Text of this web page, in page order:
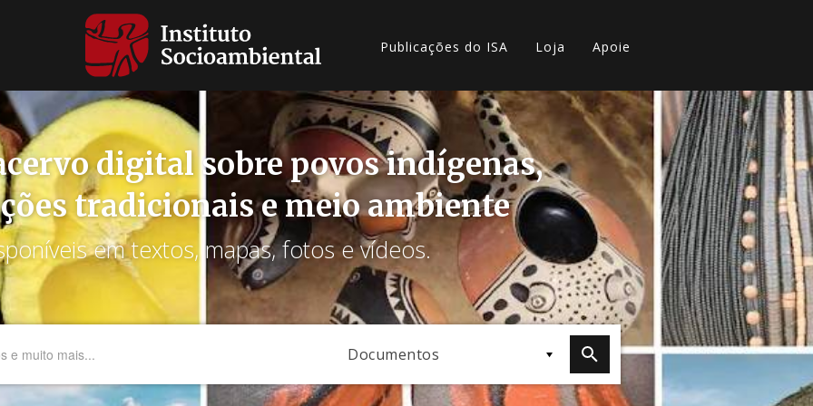
Publicações do ISA Loja Apoie
digital sobre povos indígenas,
tradicionais e meio ambiente
em textos, mapas, fotos e vídeos.
Documentos